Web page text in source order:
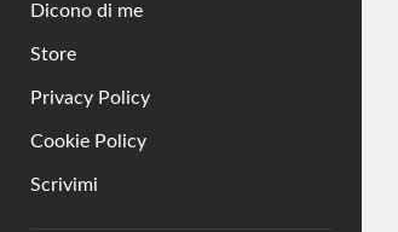
Dicono di me
Store
Privacy Policy
Cookie Policy
Scrivimi